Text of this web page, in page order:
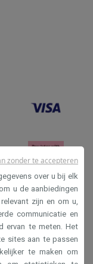
over u bij elk
u de aanbiedingen
zijn en om u,
communicatie en
ervan te meten. Het
sites aan te passen
te maken om
zonder te accepteren